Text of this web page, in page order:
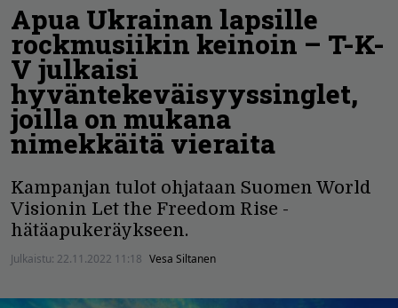
Apua Ukrainan lapsille
rockmusiikin keinoin – T-K-
V julkaisi
hyväntekeväisyyssinglet,
joilla on mukana
nimekkäitä vieraita
Kampanjan tulot ohjataan Suomen World
Visionin Let the Freedom Rise -
hätäapukeräykseen.
Julkaistu: 22.11.2022 11:18 Vesa Siltanen